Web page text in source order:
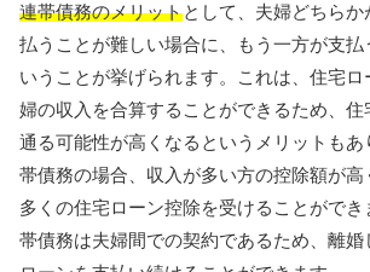
連帯債務のメリットとして、夫婦どちら
払うことが難しい場合に、もう一方が支払
いうことが挙げられます。これは、住宅ロ
婦の収入を合算することができるため、住
通る可能性が高くなるというメリットもあ
帯債務の場合、収入が多い方の控除額が高
多くの住宅ローン控除を受けることができ
帯債務は夫婦間での契約であるため、離